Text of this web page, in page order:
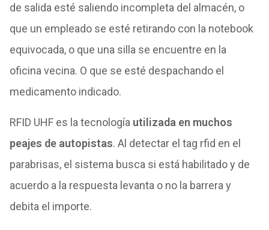
de salida esté saliendo incompleta del almacén, o
que un empleado se esté retirando con la notebook
equivocada, o que una silla se encuentre en la
oficina vecina. O que se esté despachando el
medicamento indicado.
RFID UHF es la tecnología utilizada en muchos
peajes de autopistas. Al detectar el tag rfid en el
parabrisas, el sistema busca si está habilitado y de
acuerdo a la respuesta levanta o no la barrera y
debita el importe.